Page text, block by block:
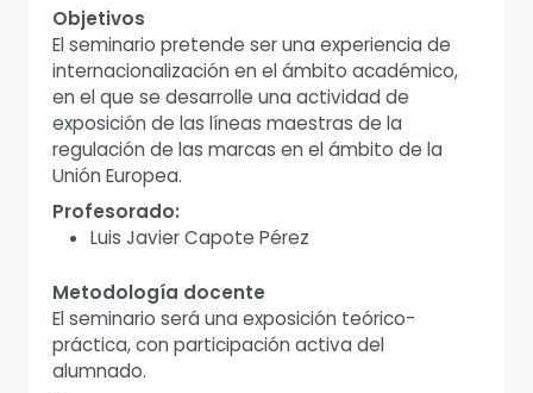
Objetivos
El seminario pretende ser una experiencia de
internacionalización en el ámbito académico,
en el que se desarrolle una actividad de
exposición de las líneas maestras de la
regulación de las marcas en el ámbito de la
Unión Europea.
Profesorado:
Luis Javier Capote Pérez
Metodología docente
El seminario será una exposición teórico-
práctica, con participación activa del
alumnado.